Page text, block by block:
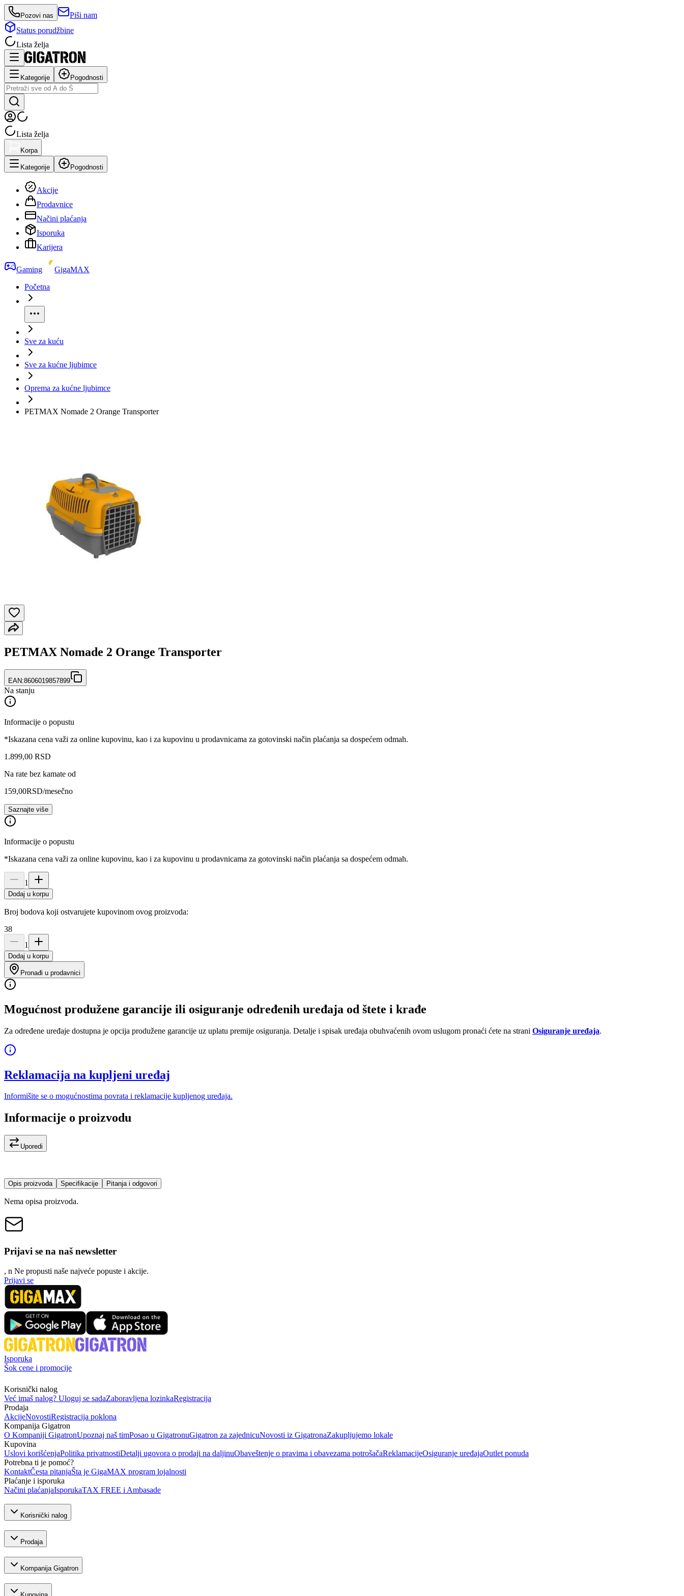
Pozovi nas
Piši nam
Status porudžbine
Lista želja
Kategorije Pogodnosti
Lista želja
Korpa
Kategorije Pogodnosti
Akcije
Prodavnice
Načini plaćanja
Isporuka
Karijera
Gaming
GigaMAX
Početna
Sve za kuću
Sve za kućne ljubimce
Oprema za kućne ljubimce
PETMAX Nomade 2 Orange Transporter
PETMAX Nomade 2 Orange Transporter
EAN:8606019857899
Na stanju
Informacije o popustu
*Iskazana cena važi za online kupovinu, kao i za kupovinu u prodavnicama za gotovinski način plaćanja sa dospećem odmah.
1.899,00 RSD
Na rate bez kamate od
159,00RSD/mesečno
Saznajte više
Informacije o popustu
*Iskazana cena važi za online kupovinu, kao i za kupovinu u prodavnicama za gotovinski način plaćanja sa dospećem odmah.
1
Dodaj u korpu
Broj bodova koji ostvarujete kupovinom ovog proizvoda:
38
1
Dodaj u korpu
Pronađi u prodavnici
Mogućnost produžene garancije ili osiguranje određenih uređaja od štete i krađe
Za određene uređaje dostupna je opcija produžene garancije uz uplatu premije osiguranja. Detalje i spisak uređaja obuhvaćenih ovom uslugom pronaći ćete na strani Osiguranje uređaja.
Reklamacija na kupljeni uređaj
Informišite se o mogućnostima povrata i reklamacije kupljenog uređaja.
Informacije o proizvodu
Uporedi
Opis proizvoda Specifikacije Pitanja i odgovori
Nema opisa proizvoda.
Prijavi se na naš newsletter
, n Ne propusti naše najveće popuste i akcije.
Prijavi se
Isporuka
Šok cene i promocije
Korisnički nalog
Već imaš nalog? Uloguj se sadaZaboravljena lozinkaRegistracija
Prodaja
AkcijeNovostiRegistracija poklona
Kompanija Gigatron
O Kompaniji GigatronUpoznaj naš timPosao u GigatronuGigatron za zajednicuNovosti iz GigatronaZakupljujemo lokale
Kupovina
Uslovi korišćenjaPolitika privatnostiDetalji ugovora o prodaji na daljinuObaveštenje o pravima i obavezama potrošačaReklamacijeOsiguranje uređajaOutlet ponuda
Potrebna ti je pomoć?
KontaktČesta pitanjaŠta je GigaMAX program lojalnosti
Plaćanje i isporuka
Načini plaćanjaIsporukaTAX FREE i Ambasade
Korisnički nalog
Prodaja
Kompanija Gigatron